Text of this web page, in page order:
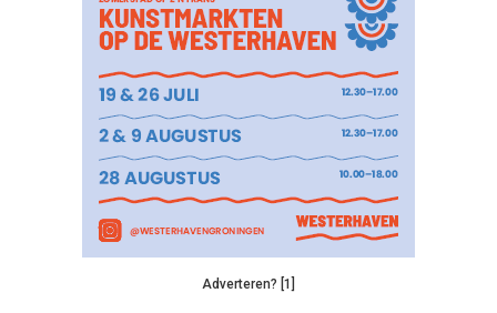
Adverteren? [1]